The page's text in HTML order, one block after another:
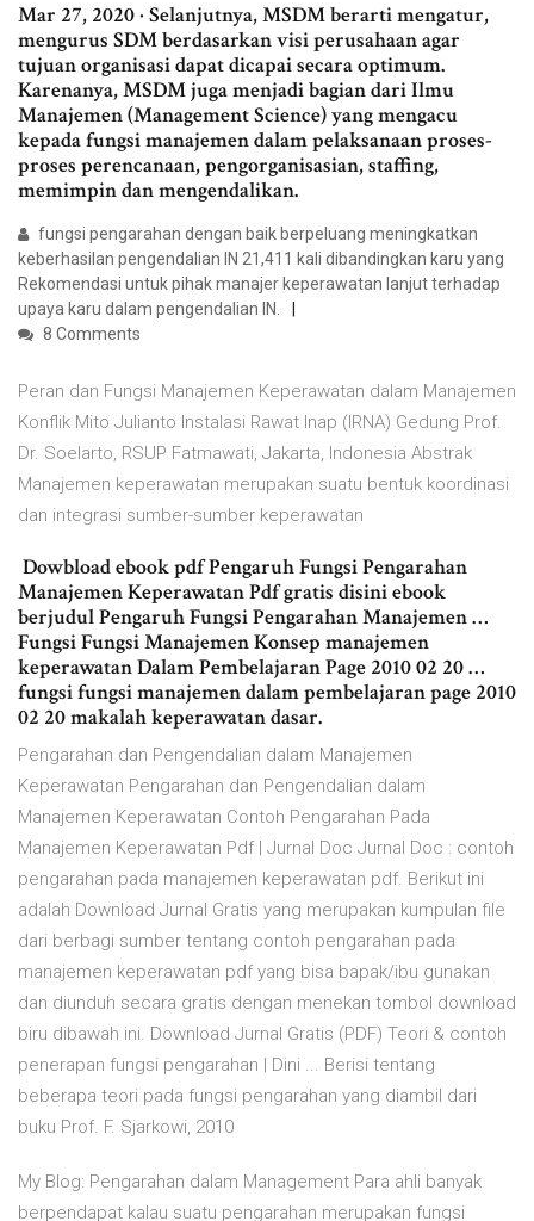
Mar 27, 2020 · Selanjutnya, MSDM berarti mengatur,
mengurus SDM berdasarkan visi perusahaan agar
tujuan organisasi dapat dicapai secara optimum.
Karenanya, MSDM juga menjadi bagian dari Ilmu
Manajemen (Management Science) yang mengacu
kepada fungsi manajemen dalam pelaksanaan proses-
proses perencanaan, pengorganisasian, staffing,
memimpin dan mengendalikan.
fungsi pengarahan dengan baik berpeluang meningkatkan
keberhasilan pengendalian IN 21,411 kali dibandingkan karu yang
Rekomendasi untuk pihak manajer keperawatan lanjut terhadap
upaya karu dalam pengendalian IN.
8 Comments
Peran dan Fungsi Manajemen Keperawatan dalam Manajemen
Konflik Mito Julianto Instalasi Rawat Inap (IRNA) Gedung Prof.
Dr. Soelarto, RSUP Fatmawati, Jakarta, Indonesia Abstrak
Manajemen keperawatan merupakan suatu bentuk koordinasi
dan integrasi sumber-sumber keperawatan
‎ Dowbload ebook pdf Pengaruh Fungsi Pengarahan
Manajemen Keperawatan Pdf gratis disini ebook
berjudul Pengaruh Fungsi Pengarahan Manajemen …
Fungsi Fungsi Manajemen Konsep manajemen
keperawatan Dalam Pembelajaran Page 2010 02 20 … ‎
fungsi fungsi manajemen dalam pembelajaran page 2010
02 20 makalah keperawatan dasar.
Pengarahan dan Pengendalian dalam Manajemen
Keperawatan Pengarahan dan Pengendalian dalam
Manajemen Keperawatan Contoh Pengarahan Pada
Manajemen Keperawatan Pdf | Jurnal Doc Jurnal Doc : contoh
pengarahan pada manajemen keperawatan pdf. Berikut ini
adalah Download Jurnal Gratis yang merupakan kumpulan file
dari berbagi sumber tentang contoh pengarahan pada
manajemen keperawatan pdf yang bisa bapak/ibu gunakan
dan diunduh secara gratis dengan menekan tombol download
biru dibawah ini. Download Jurnal Gratis (PDF) Teori & contoh
penerapan fungsi pengarahan | Dini ... Berisi tentang
beberapa teori pada fungsi pengarahan yang diambil dari
buku Prof. F. Sjarkowi, 2010
My Blog: Pengarahan dalam Management Para ahli banyak
berpendapat kalau suatu pengarahan merupakan fungsi